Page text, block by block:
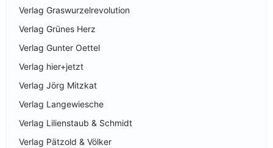
Verlag Graswurzelrevolution
Verlag Grünes Herz
Verlag Gunter Oettel
Verlag hier+jetzt
Verlag Jörg Mitzkat
Verlag Langewiesche
Verlag Lilienstaub & Schmidt
Verlag Pätzold & Völker